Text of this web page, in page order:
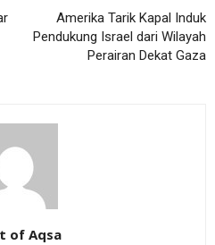
Amerika Tarik Kapal Induk
Pendukung Israel dari Wilayah
Perairan Dekat Gaza
of Aqsa